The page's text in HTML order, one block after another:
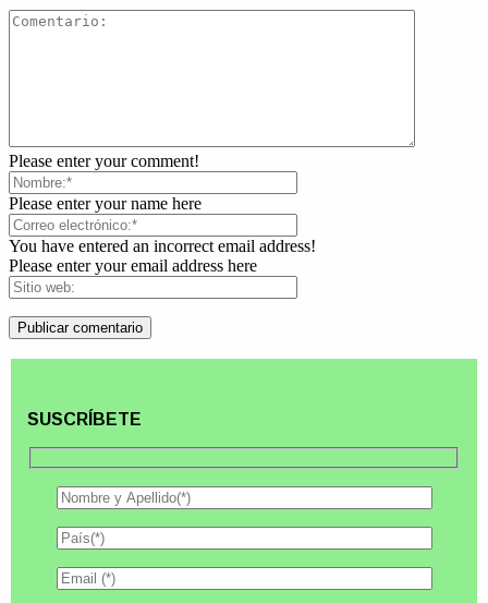
Please enter your comment!
Please enter your name here
You have entered an incorrect email address!
Please enter your email address here
SUSCRÍBETE